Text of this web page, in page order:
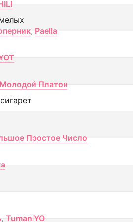
, Paella
Молодой Платон
Простое Число
, TumaniYO